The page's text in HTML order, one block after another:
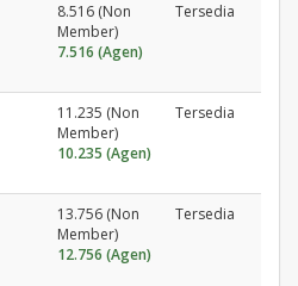
8.516 (Non
Member)
7.516 (Agen)
Tersedia
11.235 (Non
Member)
10.235 (Agen)
Tersedia
13.756 (Non
Member)
12.756 (Agen)
Tersedia